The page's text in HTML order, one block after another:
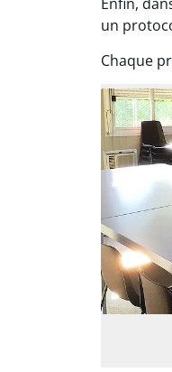
un
Chaque